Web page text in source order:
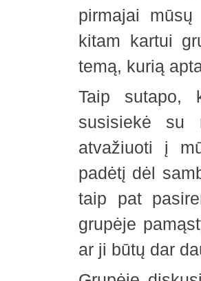
pirmajai
kitam kartui
temą, kurią
Taip sutapo,
susisiekė su
atvažiuoti į
padėtį dėl
taip pat
grupėje
ar ji būtų dar